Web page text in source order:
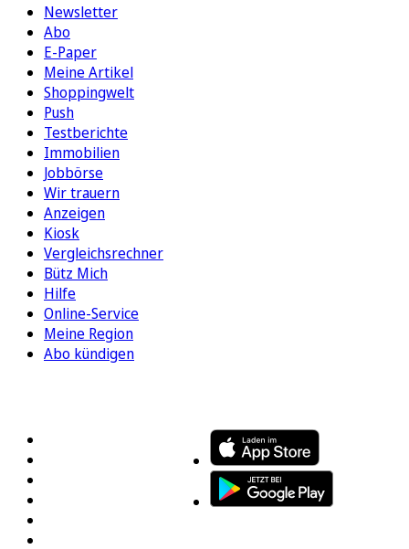
Newsletter
Abo
E-Paper
Meine Artikel
Shoppingwelt
Push
Testberichte
Immobilien
Jobbörse
Wir trauern
Anzeigen
Kiosk
Vergleichsrechner
Bütz Mich
Hilfe
Online-Service
Meine Region
Abo kündigen